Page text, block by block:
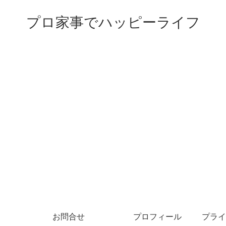
プロ家事でハッピーライフ
お問合せ プロフィール